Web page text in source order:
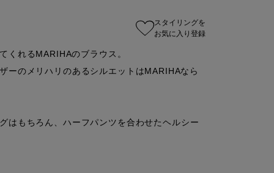
スタイリングを
お気に入り登録
くれるMARIHAのブラウス。
ーのメリハリのあるシルエットはMARIHAなら
はもちろん、ハーフパンツを合わせたヘルシー